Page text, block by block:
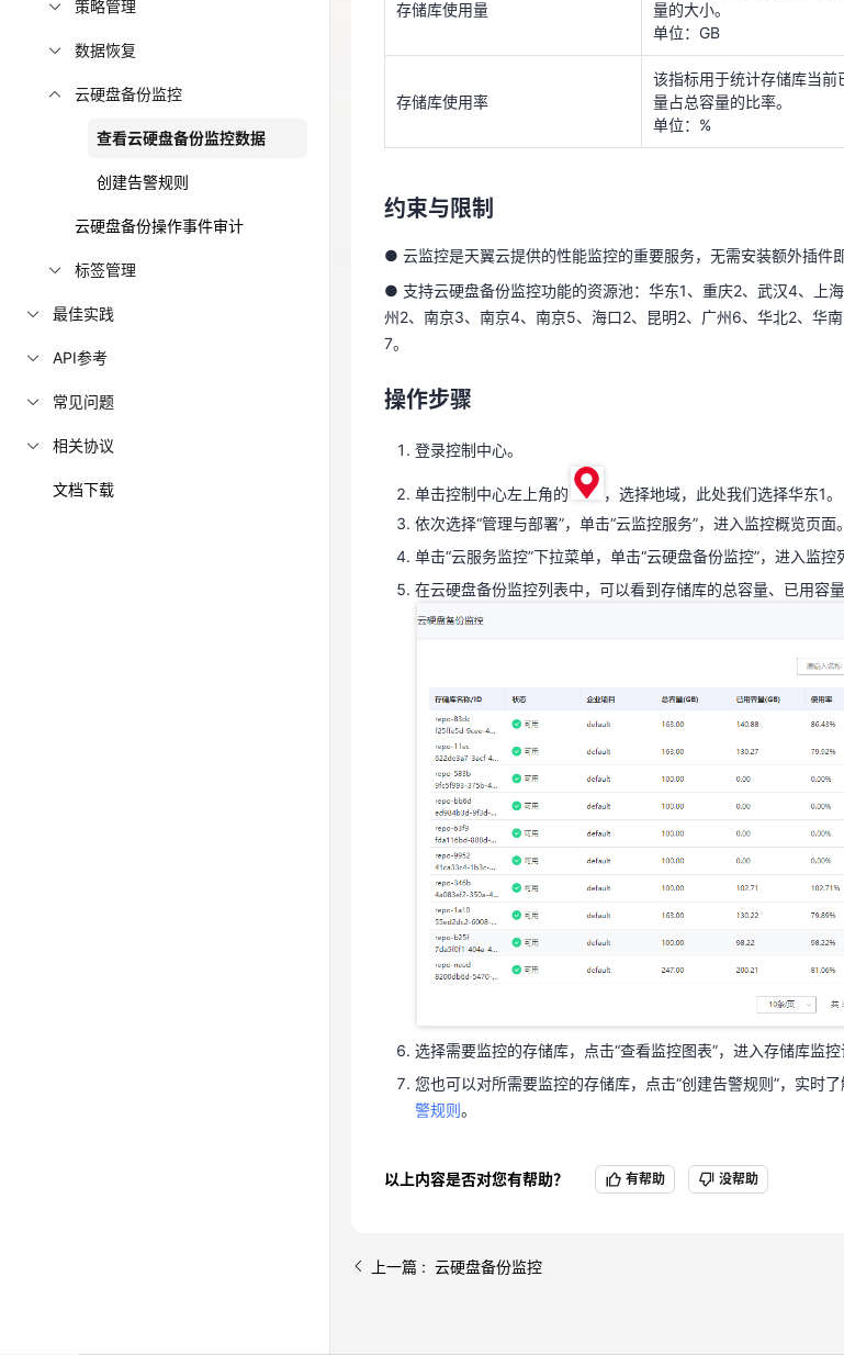
策略管理
数据恢复
云硬盘备份监控
查看云硬盘备份监控数据
创建告警规则
云硬盘备份操作事件审计
标签管理
最佳实践
API参考
常见问题
相关协议
文档下载
单位：%
● 云监控是天翼云提供的性能监控的重要服务，无需安装额外插件
● 支持云硬盘备份监控功能的资源池：华东1、重庆2、武汉4、上
7。
操作步骤
登录控制中心。
依次选择“管理与部署”，单击“云监控服务”，进入监控概览页面。
在云硬盘备份监控列表中，可以看到存储库的总容量、已用容
选择需要监控的存储库，点击“查看监控图表”，进入存储库监
您也可以对所需要监控的存储库，点击“创建告警规则”，实时
警规则。
存储库使用量
量的大小。
单位：GB
存储库使用率
该指标用于统计存储库当前
量占总容量的比率。
单位：%
约束与限制
● 云监控是天翼云提供的性能监控的重要服务，无需安装额外插件
● 支持云硬盘备份监控功能的资源池：华东1、重庆2、武汉4、上
州2、南京3、南京4、南京5、海口2、昆明2、广州6、华北2、华
7。
操作步骤
登录控制中心。
单击控制中心左上角的
，选择地域，此处我们选择华东1。
依次选择“管理与部署”，单击“云监控服务”，进入监控概览页面。
单击“云服务监控”下拉菜单，单击“云硬盘备份监控”，进入监控
在云硬盘备份监控列表中，可以看到存储库的总容量、已用容量
选择需要监控的存储库，点击“查看监控图表”，进入存储库监控
您也可以对所需要监控的存储库，点击“创建告警规则”，实时
警规则。
以上内容是否对您有帮助？ 有帮助 没帮助
上一篇 : 云硬盘备份监控